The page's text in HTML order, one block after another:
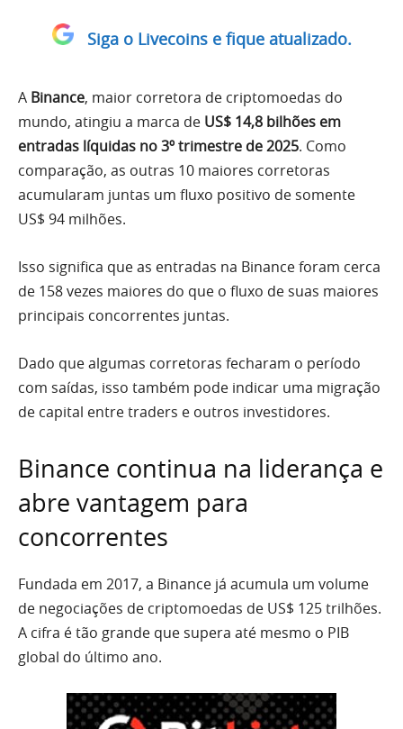
Siga o Livecoins e fique atualizado.
A Binance, maior corretora de criptomoedas do
mundo, atingiu a marca de US$ 14,8 bilhões em
entradas líquidas no 3º trimestre de 2025. Como
comparação, as outras 10 maiores corretoras
acumularam juntas um fluxo positivo de somente
US$ 94 milhões.
Isso significa que as entradas na Binance foram cerca
de 158 vezes maiores do que o fluxo de suas maiores
principais concorrentes juntas.
Dado que algumas corretoras fecharam o período
com saídas, isso também pode indicar uma migração
de capital entre traders e outros investidores.
Binance continua na liderança e
abre vantagem para
concorrentes
Fundada em 2017, a Binance já acumula um volume
de negociações de criptomoedas de US$ 125 trilhões.
A cifra é tão grande que supera até mesmo o PIB
global do último ano.